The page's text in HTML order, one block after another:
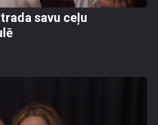
savu ceļu